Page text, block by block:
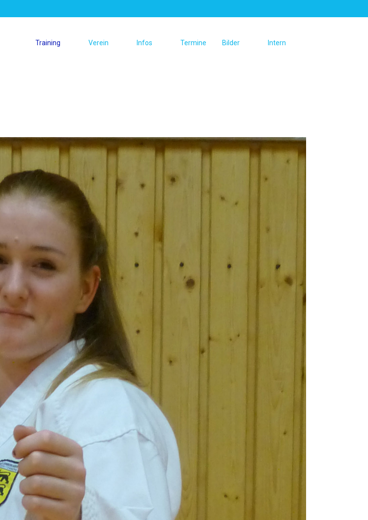
Training Verein Infos Termine Bilder Intern